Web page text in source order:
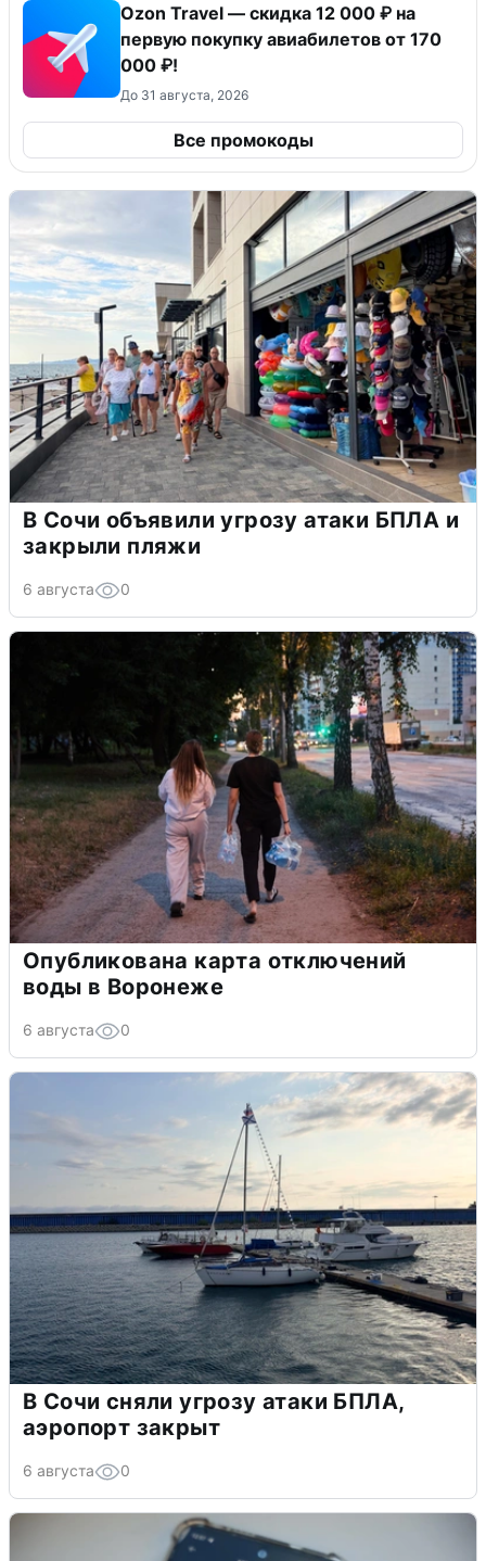
Ozon Travel — скидка 12 000 ₽ на
первую покупку авиабилетов от 170
000 ₽!
До 31 августа, 2026
Все промокоды
В Сочи объявили угрозу атаки БПЛА и
закрыли пляжи
6 августа 0
Опубликована карта отключений
воды в Воронеже
6 августа 0
В Сочи сняли угрозу атаки БПЛА,
аэропорт закрыт
6 августа 0